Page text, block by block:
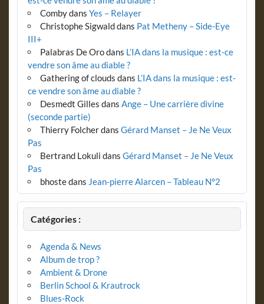
Combydans Yes – Relayer
Christophe Sigwalddans Pat Metheny – Side-Eye
III+
Palabras De Orodans L’IA dans la musique : est-ce
vendre son âme au diable ?
Gathering of clouds dans L’IA dans la musique : est-
ce vendre son âme au diable ?
Desmedt Gilles dans Ange – Une carrière divine
(seconde partie)
Thierry Folcherdans Gérard Manset – Je Ne Veux
Pas
Bertrand Lokuli dans Gérard Manset – Je Ne Veux
Pas
bhostedans Jean-pierre Alarcen – Tableau N°2
Catégories :
Agenda & News
Album de trop ?
Ambient & Drone
Berlin School & Krautrock
Blues-Rock